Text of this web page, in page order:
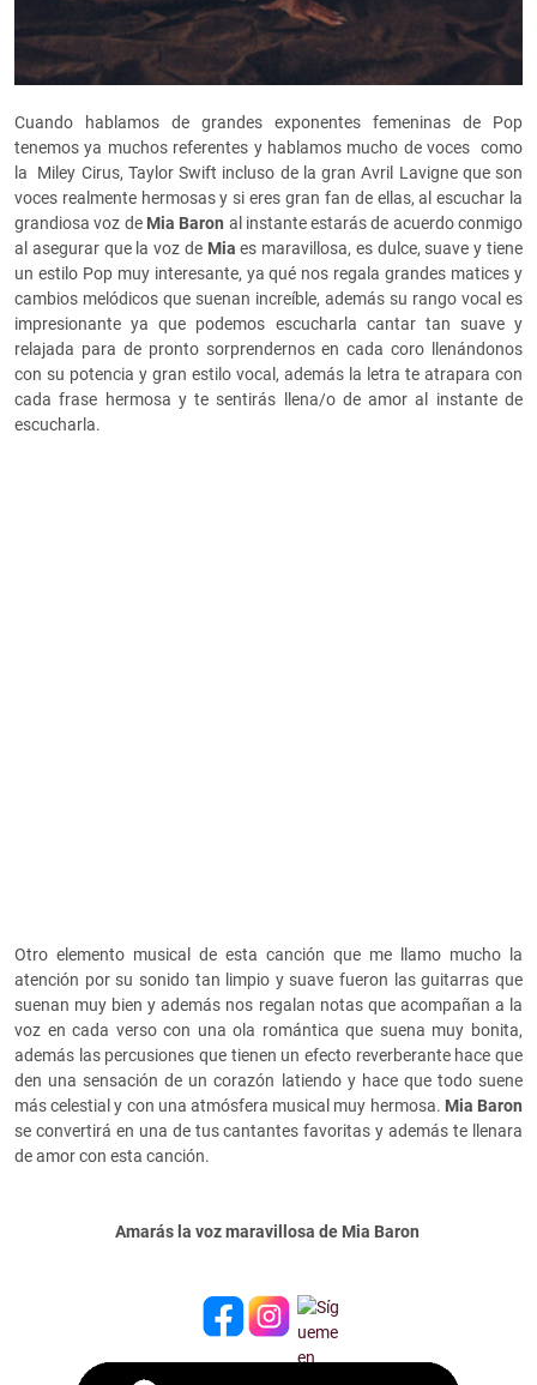
Cuando hablamos de grandes exponentes femeninas de Pop
tenemos ya muchos referentes y hablamos mucho de voces como
la Miley Cirus, Taylor Swift incluso de la gran Avril Lavigne que son
voces realmente hermosas y si eres gran fan de ellas, al escuchar la
grandiosa voz de Mia Baron al instante estarás de acuerdo conmigo
al asegurar que la voz de Mia es maravillosa, es dulce, suave y tiene
un estilo Pop muy interesante, ya qué nos regala grandes matices y
cambios melódicos que suenan increíble, además su rango vocal es
impresionante ya que podemos escucharla cantar tan suave y
relajada para de pronto sorprendernos en cada coro llenándonos
con su potencia y gran estilo vocal, además la letra te atrapara con
cada frase hermosa y te sentirás llena/o de amor al instante de
escucharla.
Otro elemento musical de esta canción que me llamo mucho la
atención por su sonido tan limpio y suave fueron las guitarras que
suenan muy bien y además nos regalan notas que acompañan a la
voz en cada verso con una ola romántica que suena muy bonita,
además las percusiones que tienen un efecto reverberante hace que
den una sensación de un corazón latiendo y hace que todo suene
más celestial y con una atmósfera musical muy hermosa. Mia Baron
se convertirá en una de tus cantantes favoritas y además te llenara
de amor con esta canción.
Amarás la voz maravillosa de Mia Baron